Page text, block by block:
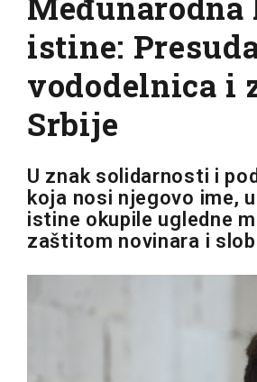
istine:
vododelnica i
Srbije
U znak solidarnosti i
koja nosi njegovo ime,
istine okupile ugledne
zaštitom novinara i